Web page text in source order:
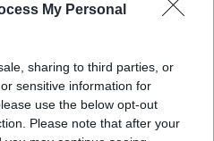
My Personal
sharing to third parties, or
sensitive information for
use the below opt-out
Please note that after your